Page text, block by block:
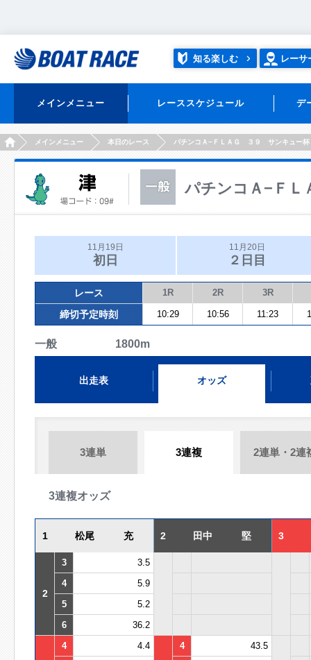
知る楽しむ レーサ
メインメニュー レーススケジュール デ
HOMEメインメニュー 本日のレース パチンコＡ−ＦＬＡＧ ３９ サンキュー杯
パチンコＡ−Ｆ
11月19日
初日
11月20日
２日目
レース 1R 2R 3R
締切予定時刻 10:29 10:56 11:23
一般 1800m
出走表 オッズ
3連単 3連複 2連単・2連
3連複オッズ
1 松尾 充 2 田中 堅 3
2
3
3.5
4
5.9
5
5.2
6
36.2
4 4.4 4
43.5